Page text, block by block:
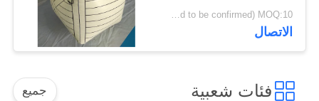
USD88-107/piece( price just for reference, detailed prices need to be confirmed) MOQ:10 قطعة (يمكن أن تكون أشكال مختلفة مجتمعة معًا)
الاتصال
فئات شعبية جميع